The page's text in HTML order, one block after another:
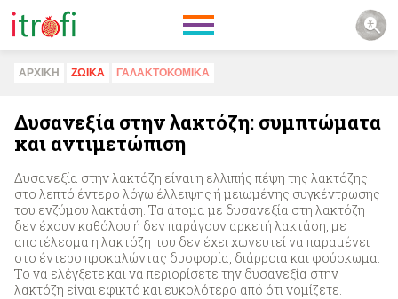
ΑΡΧΙΚΗ ΖΩΙΚA ΓΑΛΑΚΤΟΚΟΜΙΚA
Δυσανεξία στην λακτόζη: συμπτώματα
και αντιμετώπιση
Δυσανεξία στην λακτόζη είναι η ελλιπής πέψη της λακτόζης
στο λεπτό έντερο λόγω έλλειψης ή μειωμένης συγκέντρωσης
του ενζύμου λακτάση. Τα άτομα με δυσανεξία στη λακτόζη
δεν έχουν καθόλου ή δεν παράγουν αρκετή λακτάση, με
αποτέλεσμα η λακτόζη που δεν έχει χωνευτεί να παραμένει
στο έντερο προκαλώντας δυσφορία, διάρροια και φούσκωμα.
Το να ελέγξετε και να περιορίσετε την δυσανεξία στην
λακτόζη είναι εφικτό και ευκολότερο από ότι νομίζετε.